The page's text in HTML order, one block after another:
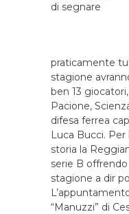
di segnare
praticamente
stagione
ben 13
Pacione,
difesa ferrea
Luca Bucci.
storia la
serie B
stagione a dir
“Manuzzi” di